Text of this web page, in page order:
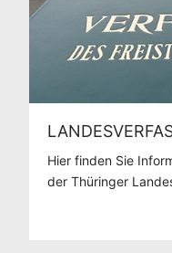
Hier finden Sie
der Thüringer